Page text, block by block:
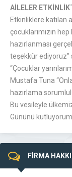
AİLELER
Etkinliklere katılan
çocuklarımızın
hazırlanması
teşekkür ediyoruz”
“Çocuklar
Mustafa Tuna
hazırlama
Bu vesileyle
Gününü
FİRMA